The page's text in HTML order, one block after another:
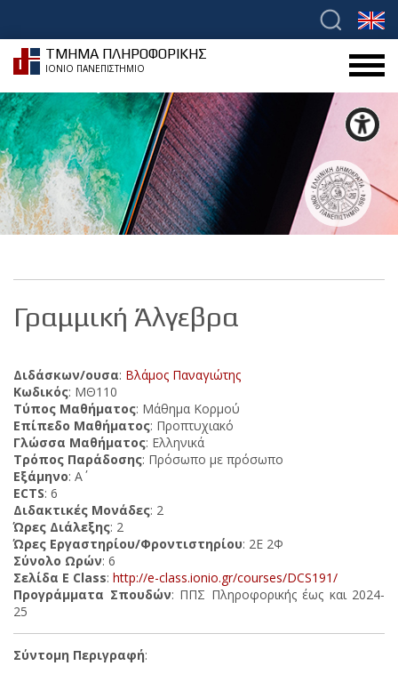
ΤΜΗΜΑ ΠΛΗΡΟΦΟΡΙΚΗΣ
ΙΟΝΙΟ ΠΑΝΕΠΙΣΤΗΜΙΟ
Γραμμική Άλγεβρα
Διδάσκων/ουσα: Βλάμος Παναγιώτης
Κωδικός: ΜΘ110
Τύπος Μαθήματος: Μάθημα Κορμού
Επίπεδο Μαθήματος: Προπτυχιακό
Γλώσσα Μαθήματος: Ελληνικά
Τρόπος Παράδοσης: Πρόσωπο με πρόσωπο
Εξάμηνο: Α΄
ECTS: 6
Διδακτικές Μονάδες: 2
Ώρες Διάλεξης: 2
Ώρες Εργαστηρίου/Φροντιστηρίου: 2Ε 2Φ
Σύνολο Ωρών: 6
Σελίδα E Class: http://e-class.ionio.gr/courses/DCS191/
Προγράμματα Σπουδών: ΠΠΣ Πληροφορικής έως και 2024-
25
Σύντομη Περιγραφή: